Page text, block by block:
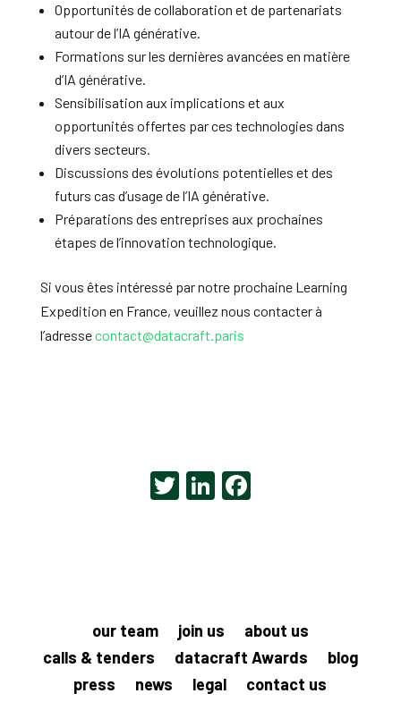
Opportunités de collaboration et de partenariats
autour de l’IA générative.
Formations sur les dernières avancées en matière
d’IA générative.
Sensibilisation aux implications et aux
opportunités offertes par ces technologies dans
divers secteurs.
Discussions des évolutions potentielles et des
futurs cas d’usage de l’IA générative.
Préparations des entreprises aux prochaines
étapes de l’innovation technologique.
Si vous êtes intéressé par notre prochaine Learning
Expedition en France, veuillez nous contacter à
l’adressecontact@datacraft.paris
T
Li
o
o
k
our team join us
about us
calls & tenders
datacraft Awards
blog
press
news legal contact us